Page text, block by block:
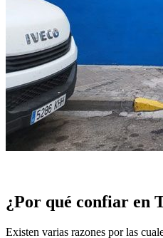
¿Por qué confiar en
Existen varias razones por las